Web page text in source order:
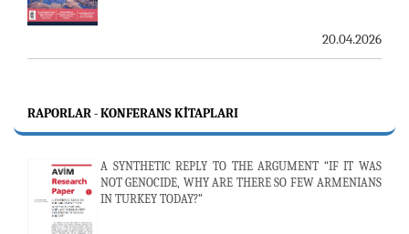
20.04.2026
RAPORLAR - KONFERANS KITAPLARI
A SYNTHETIC REPLY TO THE ARGUMENT “IF IT WAS
NOT GENOCIDE, WHY ARE THERE SO FEW ARMENIANS
IN TURKEY TODAY?”